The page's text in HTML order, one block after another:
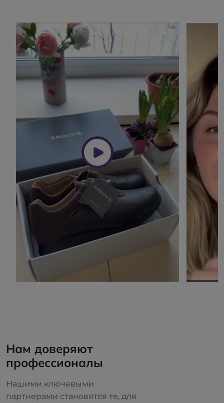
Нам доверяют
профессионалы
Нашими ключевыми
партнерами становятся те, для